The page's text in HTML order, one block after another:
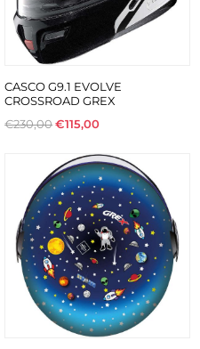
CASCO G9.1 EVOLVE
CROSSROAD GREX
€230,00€115,00